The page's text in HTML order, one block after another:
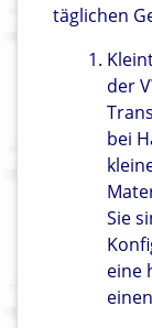
täglichen
der
bei
Sie
eine